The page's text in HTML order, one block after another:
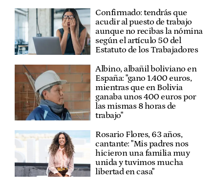
Confirmado: tendrás que
acudir al puesto de trabajo
aunque no recibas la nómina
según el artículo 50 del
Estatuto de los Trabajadores
Albino, albañil boliviano en
España: "gano 1.400 euros,
mientras que en Bolivia
ganaba unos 400 euros por
las mismas 8 horas de
trabajo"
Rosario Flores, 63 años,
cantante: "Mis padres nos
hicieron una familia muy
unida y tuvimos mucha
libertad en casa"